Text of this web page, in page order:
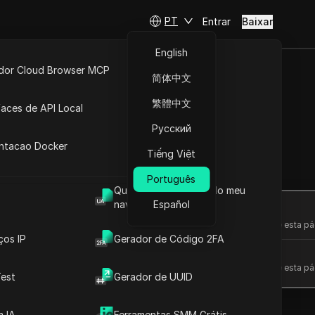
Qual é o User Agent do meu
navegador
IP Gerador de Código 2FA
Gerador de UUID
Cloud Browser MCP
de API Local
Docker
PT
English
简体中文
繁體中文
Русский
Tiếng Việt
Português
Español
Entrar Baixar
facilidade
Fazer perguntas
Fazer perguntas sobre esta
Fazer perguntas sobre esta